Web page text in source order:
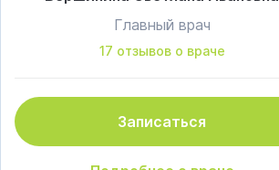
Главный врач
17 отзывов о враче
Записаться